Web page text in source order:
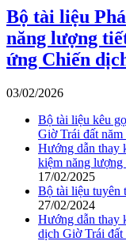
Bộ tài liệu
năng lượng
ứng Chiến
03/02/2026
Bộ tài liệu kêu
Giờ Trái đất năm
Hướng dẫn thay
kiệm năng
17/02/2025
Bộ tài liệu tuyên
27/02/2024
Hướng dẫn thay
dịch Giờ Trái đất